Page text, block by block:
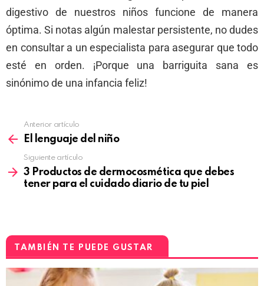
digestivo de nuestros niños funcione de manera
óptima. Si notas algún malestar persistente, no dudes
en consultar a un especialista para asegurar que todo
esté en orden. ¡Porque una barriguita sana es
sinónimo de una infancia feliz!
Anterior artículo
El lenguaje del niño
Siguiente artículo
3 Productos de dermocosmética que debes
tener para el cuidado diario de tu piel
TAMBIÉN TE PUEDE GUSTAR